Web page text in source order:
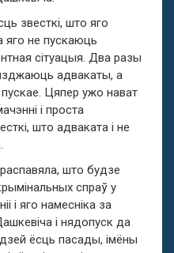
звесткі, што яго
яго не пускаюць
сітуацыя. Два разы
адвакаты, а
пускае. Цяпер ужо нават
і проста
што адваката і не
што будзе
спраў у
і яго намесніка за
і нядопуск да
ёсць пасады, імёны